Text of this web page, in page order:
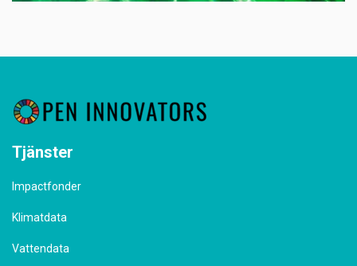
Tjänster
Impactfonder
Klimatdata
Vattendata